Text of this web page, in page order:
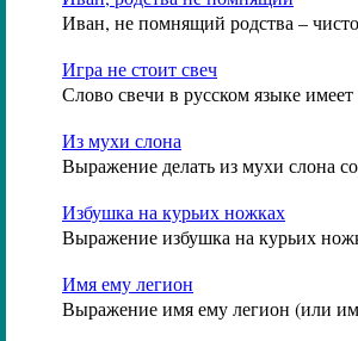
Иван, не помнящий родства –
Игра не стоит свеч
Словосвечи в русском языке
Из мухи слона
Выражение делать из мухи слона
Избушка на курьих ножках
Выражениеизбушка на курьих
Имя ему легион
Выражениеимя ему легион (или